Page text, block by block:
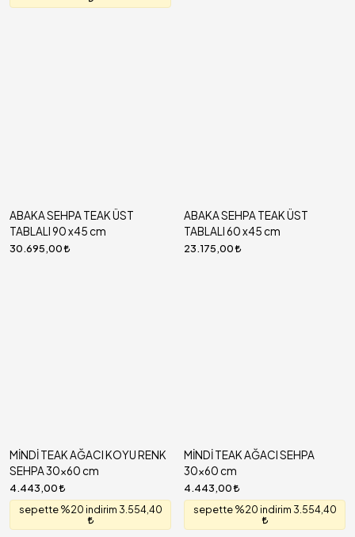
ABAKA SEHPA TEAK ÜST
TABLALI 90 x45 cm
30.695,00
ABAKA SEHPA TEAK ÜST
TABLALI 60 x45 cm
23.175,00
MİNDİ TEAK AĞACI KOYU RENK
SEHPA 30x60 cm
4.443,00
sepette %20 indirim 3.554,40
MİNDİ TEAK AĞACI SEHPA
30x60 cm
4.443,00
sepette %20 indirim 3.554,40